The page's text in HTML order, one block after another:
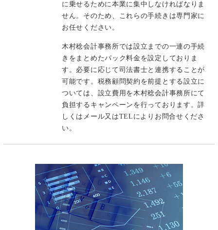
に乗せるために本業に集中しなければなりま
せん。そのため、これらの手続きは専門家に
お任せください。
木村稔会計事務所では設立までの一連の手続
きをまとめたパック料金を設定しておりま
す。必要に応じて司法書士と連携することが
可能です。税務顧問契約を前提とする設立に
ついては、設立費用を木村稔会計事務所にて
負担するキャンペーンを行っております。詳
しくはメール又はTELによりお問合せくださ
い。